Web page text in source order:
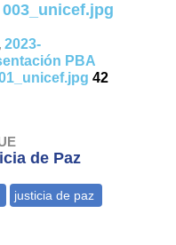
003_unicef.jpg
2023-
PBA
42
de Paz